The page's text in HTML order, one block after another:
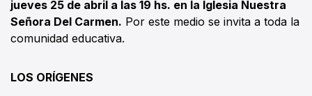
jueves 25 de abril a las 19 hs. en la Iglesia Nuestra
Señora Del Carmen. Por este medio se invita a toda la
comunidad educativa.
LOS ORÍGENES